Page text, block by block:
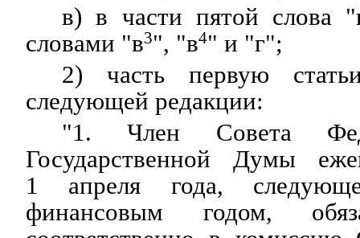
в) в части пятой слова
словами "в3", "в4" и "г";
2) часть первую
следующей редакции:
"1. Член Совета
Государственной Думы
1 апреля года,
финансовым годом,